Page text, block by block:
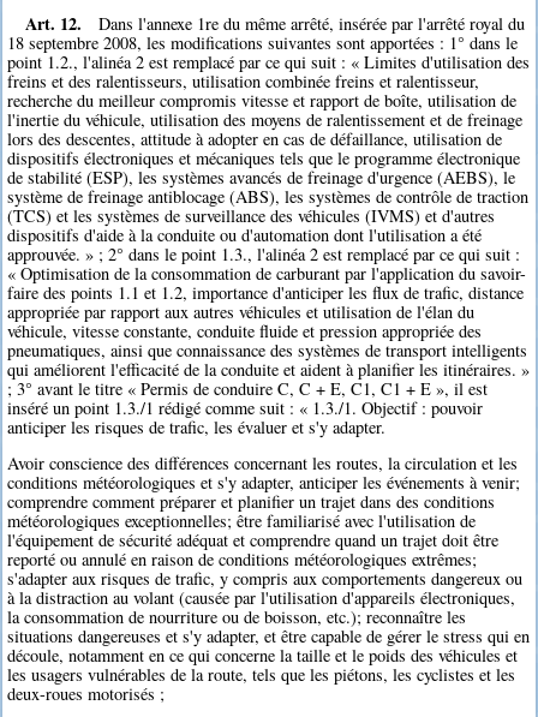
Art. 12.
Dans l'annexe 1re du même arrêté, insérée par l'arrêté royal du
18 septembre 2008, les modifications suivantes sont apportées : 1° dans le
point 1.2., l'alinéa 2 est remplacé par ce qui suit : « Limites d'utilisation des
freins et des ralentisseurs, utilisation combinée freins et ralentisseur,
recherche du meilleur compromis vitesse et rapport de boîte, utilisation de
l'inertie du véhicule, utilisation des moyens de ralentissement et de freinage
lors des descentes, attitude à adopter en cas de défaillance, utilisation de
dispositifs électroniques et mécaniques tels que le programme électronique
de stabilité (ESP), les systèmes avancés de freinage d'urgence (AEBS), le
système de freinage antiblocage (ABS), les systèmes de contrôle de traction
(TCS) et les systèmes de surveillance des véhicules (IVMS) et d'autres
dispositifs d'aide à la conduite ou d'automation dont l'utilisation a été
approuvée. » ; 2° dans le point 1.3., l'alinéa 2 est remplacé par ce qui suit :
« Optimisation de la consommation de carburant par l'application du savoir-
faire des points 1.1 et 1.2, importance d'anticiper les flux de trafic, distance
appropriée par rapport aux autres véhicules et utilisation de l'élan du
véhicule, vitesse constante, conduite fluide et pression appropriée des
pneumatiques, ainsi que connaissance des systèmes de transport intelligents
qui améliorent l'efficacité de la conduite et aident à planifier les itinéraires. »
; 3° avant le titre « Permis de conduire C, C + E, C1, C1 + E », il est
inséré un point 1.3./1 rédigé comme suit : « 1.3./1. Objectif : pouvoir
anticiper les risques de trafic, les évaluer et s'y adapter.
Avoir conscience des différences concernant les routes, la circulation et les
conditions météorologiques et s'y adapter, anticiper les événements à venir;
comprendre comment préparer et planifier un trajet dans des conditions
météorologiques exceptionnelles; être familiarisé avec l'utilisation de
l'équipement de sécurité adéquat et comprendre quand un trajet doit être
reporté ou annulé en raison de conditions météorologiques extrêmes;
s'adapter aux risques de trafic, y compris aux comportements dangereux ou
à la distraction au volant (causée par l'utilisation d'appareils électroniques,
la consommation de nourriture ou de boisson, etc.); reconnaître les
situations dangereuses et s'y adapter, et être capable de gérer le stress qui en
découle, notamment en ce qui concerne la taille et le poids des véhicules et
les usagers vulnérables de la route, tels que les piétons, les cyclistes et les
deux-roues motorisés ;